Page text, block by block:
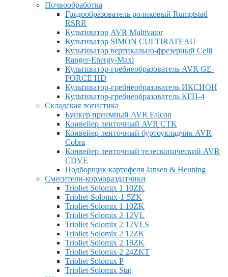
Почвообработка
Грядообразователь роликовый Rumptstad
RSRR
Культиватор AVR Multivator
Культиватор SIMON CULTIRATEAU
Культиватор вертикально-фрезерный Celli
Ranger-Energy-Maxi
Культиватор-гребнеобразователь AVR GE-
FORCE HD
Культиватор-гребнеобразователь ИКСИОН
Культиватор-гребнеобразователь КГП-4
Складская логистика
Бункер приемный AVR Falcon
Конвейер ленточный AVR CTK
Конвейер ленточный буртоукладчик AVR
Cobra
Конвейер ленточный телескопический AVR
CDVE
Подборщик картофеля Jansen & Heuning
Смесители-кормораздатчики
Trioliet Solomix 1 10ZK
Trioliet-Solomix-1-5ZK
Trioliet Solomix 1 10ZK
Trioliet Solomix 2 12VL
Trioliet Solomix 2 12VLS
Trioliet Solomix 2 12ZK
Trioliet Solomix 2 18ZK
Trioliet Solomix 2 24ZKT
Trioliet Solomix P
Trioliet Solomix Stat